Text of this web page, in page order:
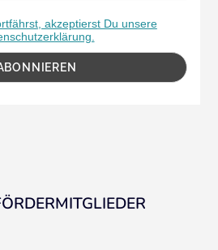
akzeptierst Du unsere